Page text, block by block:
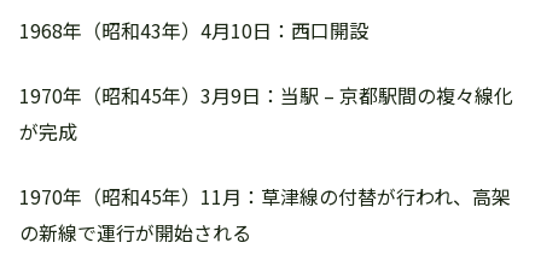
1968年（昭和43年）4月10日：西口開設
1970年（昭和45年）3月9日：当駅 – 京都駅間の複々線化
が完成
1970年（昭和45年）11月：草津線の付替が行われ、高架
の新線で運行が開始される